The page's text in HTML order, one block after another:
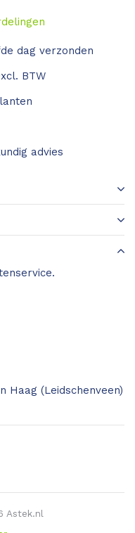
dag verzonden
BTW
advies
Haag (Leidschenveen)
Astek.nl